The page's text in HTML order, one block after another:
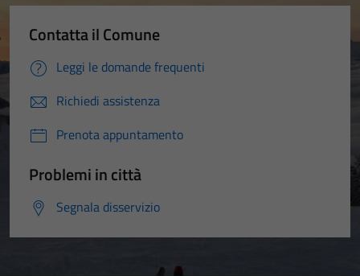
Contatta il Comune
Leggi le domande frequenti
Richiedi assistenza
Prenota appuntamento
Problemi in città
Segnala disservizio